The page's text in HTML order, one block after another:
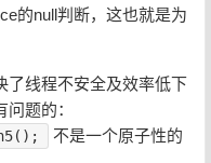
的null判断，这也就是为
了线程不安全及效率低下
题的：
不是一个原子性的